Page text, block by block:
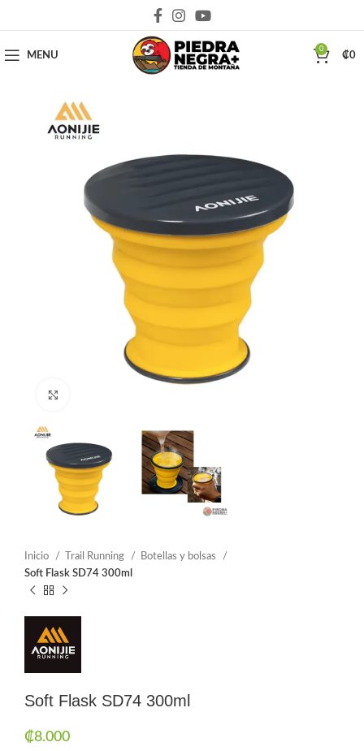
MENU
0
₡0
Inicio Trail Running
Botellas y bolsas
Soft Flask SD74 300ml
Soft Flask SD74 300ml
₡8.000
Deja que la montaña sea parte de tu vida